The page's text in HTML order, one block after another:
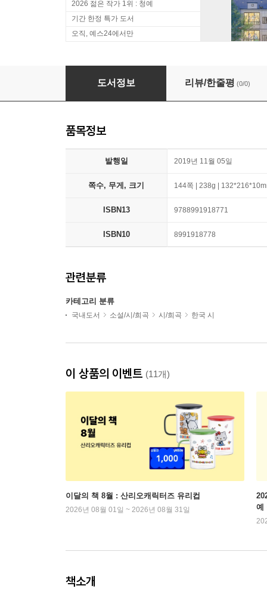
2026 젊은 작가 1위 : 청예
기간 한정 특가 도서
오직, 예스24에서만
낙타와 편백나무
도서정보 리뷰/한줄평 (0/0)
품목정보
발행일 2019년 11월 05일
쪽수, 무게, 크기 144쪽 | 238g |
ISBN13 9788991918771
ISBN10 8991918778
관련분류
카테고리 분류
국내도서 소설/시/희곡 시/희곡 한국 시
이 상품의 이벤트 (11개)
이달의 책 8월 : 산리오캐릭터즈 유리컵
2026년 08월 01일 ~ 2026년 08월 31일
예
책소개